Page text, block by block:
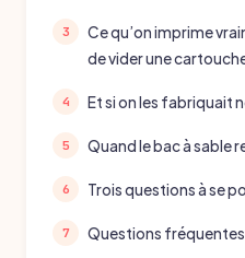
Ce qu’on imprime
de vider une
Et si on les fabriquait
Quand le bac à sable
Trois questions à se
Questions fréquentes